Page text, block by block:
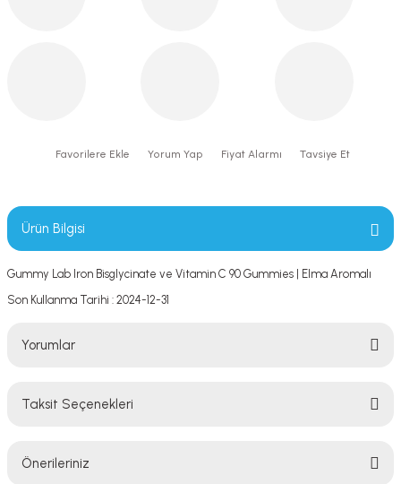
Yorum Yap Fiyat Alarmı Tavsiye Et
Ürün Bilgisi
Gummy Lab Iron Bisglycinate ve Vitamin C 90 Gummies | Elma Aromalı
Son Kullanma Tarihi : 2024-12-31
Yorumlar
Taksit Seçenekleri
Önerileriniz